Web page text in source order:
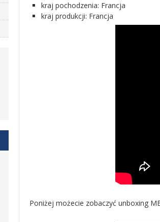
kraj pochodzenia: Francja
kraj produkcji: Francja
Poniżej możecie zobaczyć unboxing